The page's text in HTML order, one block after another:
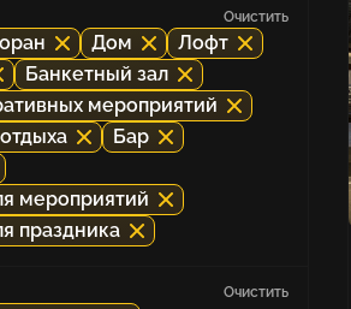
Очистить
Дом
Лофт
Банкетный зал
мероприятий
Бар
мероприятий
праздника
Очистить